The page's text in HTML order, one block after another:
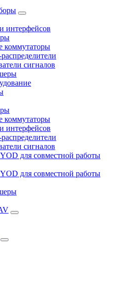
интерфейсов
коммутаторы
сигналов
коммутаторы
интерфейсов
сигналов
для совместной работы
для совместной работы